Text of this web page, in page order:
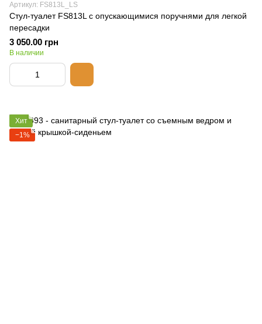
Артикул: FS813L_LS
Стул-туалет FS813L с опускающимися поручнями для легкой
пересадки
3 050.00 грн
В наличии
Хит
−1%